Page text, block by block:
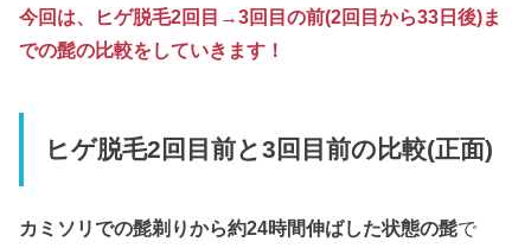
今回は、ヒゲ脱毛2回目→3回目の前(2回目から33日後)ま
での髭の比較をしていきます！
ヒゲ脱毛2回目前と3回目前の比較(正面)
カミソリでの髭剃りから約24時間伸ばした状態の髭で